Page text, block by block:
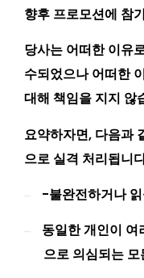
향후 프로모션에 참
당사는 어떠한 이유
수되었으나 어떠한
대해 책임을 지지 않
요약하자면, 다음과
으로 실격 처리됩니
– -불완전하거나
–
동일한 개인이
으로 의심되는